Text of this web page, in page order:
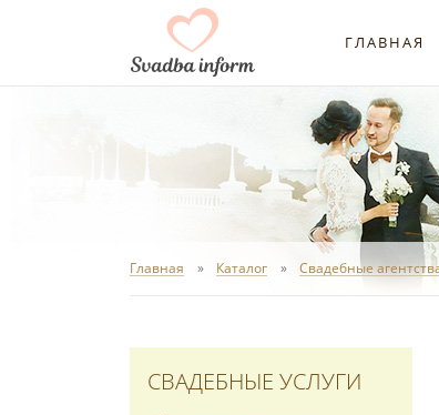
ГЛАВНАЯ
Главная Каталог Свадебные
СВАДЕБНЫЕ УСЛУГИ